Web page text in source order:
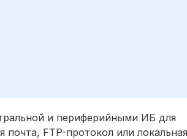
и периферийными ИБ для
почта, FTP-протокол или локальная